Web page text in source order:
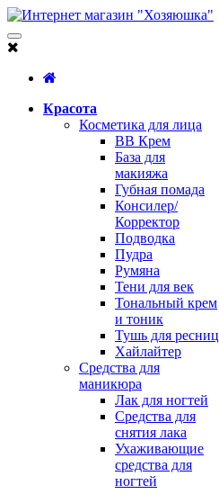
Красота
Косметика для лица
BB Крем
База для
макияжа
Губная помада
Консилер/
Корректор
Подводка
Пудра
Румяна
Тени для век
Тональный крем
и тоник
Тушь для ресниц
Хайлайтер
Средства для
маникюра
Лак для ногтей
Средства для
снятия лака
Ухаживающие
средства для
ногтей